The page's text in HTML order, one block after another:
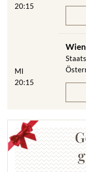
20:15
MI
20:15